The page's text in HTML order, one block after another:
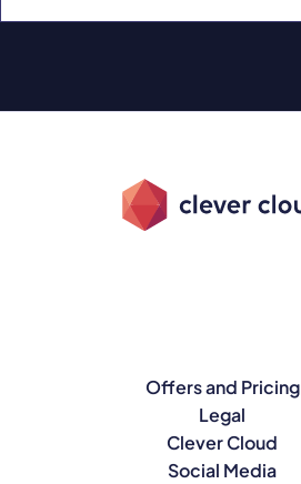
Offers and Pricing
Legal
Clever Cloud
Social Media